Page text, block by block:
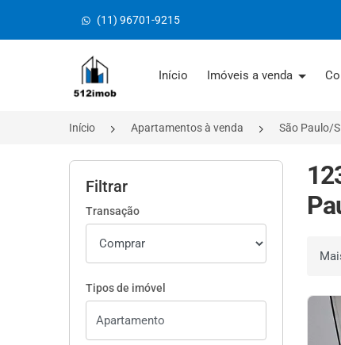
(11) 96701-9215
Página inicial
Início Imóveis a venda
Início Apartamentos à venda São Paulo/
Filtrar
Transação
Tipos de imóvel